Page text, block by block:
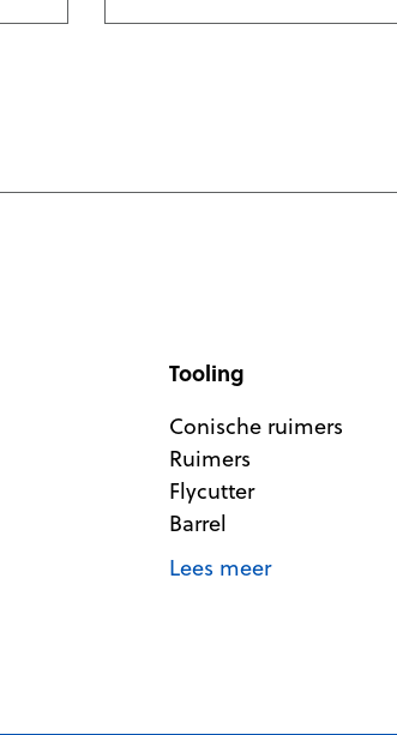
Tooling
Conische ruimers
Ruimers
Flycutter
Barrel
Lees meer